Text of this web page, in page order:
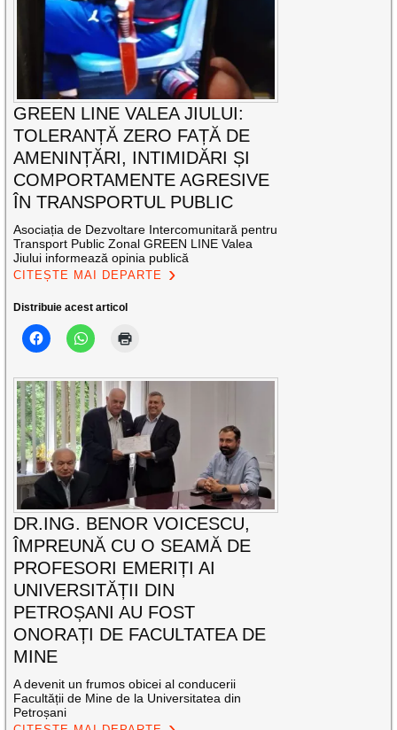
GREEN LINE VALEA JIULUI:
TOLERANȚĂ ZERO FAȚĂ DE
AMENINȚĂRI, INTIMIDĂRI ȘI
COMPORTAMENTE AGRESIVE
ÎN TRANSPORTUL PUBLIC
Asociația de Dezvoltare Intercomunitară pentru
Transport Public Zonal GREEN LINE Valea
Jiului informează opinia publică
CITEȘTE MAI DEPARTE
Distribuie acest articol
DR.ING. BENOR VOICESCU,
ÎMPREUNĂ CU O SEAMĂ DE
PROFESORI EMERIȚI AI
UNIVERSITĂȚII DIN
PETROȘANI AU FOST
ONORAȚI DE FACULTATEA DE
MINE
A devenit un frumos obicei al conducerii
Facultății de Mine de la Universitatea din
Petroșani